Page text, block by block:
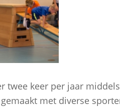
twee keer per jaar
met diverse